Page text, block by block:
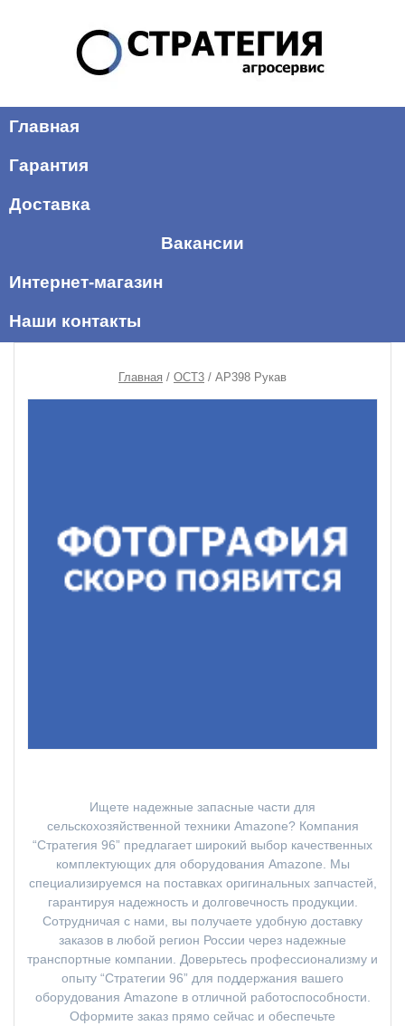
Главная
Гарантия
Доставка
Вакансии
Интернет-магазин
Наши контакты
Главная / ОСТ3 / AP398 Рукав
Ищете надежные запасные части для
сельскохозяйственной техники Amazone? Компания
“Стратегия 96” предлагает широкий выбор качественных
комплектующих для оборудования Amazone. Мы
специализируемся на поставках оригинальных запчастей,
гарантируя надежность и долговечность продукции.
Сотрудничая с нами, вы получаете удобную доставку
заказов в любой регион России через надежные
транспортные компании. Доверьтесь профессионализму и
опыту “Стратегии 96” для поддержания вашего
оборудования Amazone в отличной работоспособности.
Оформите заказ прямо сейчас и обеспечьте